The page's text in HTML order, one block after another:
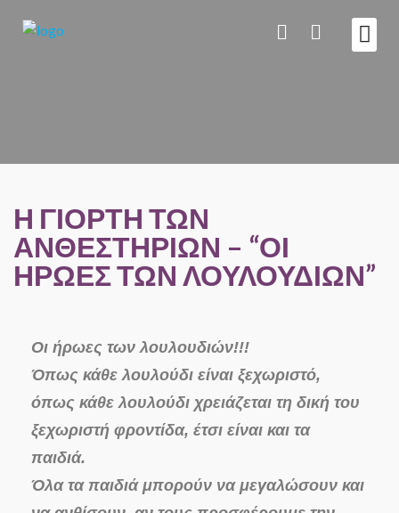
Η ΓΙΟΡΤΗ ΤΩΝ
ΑΝΘΕΣΤΗΡΙΩΝ – “ΟΙ
ΗΡΩΕΣ ΤΩΝ ΛΟΥΛΟΥΔΙΩΝ”
Οι ήρωες των λουλουδιών!!!
Όπως κάθε λουλούδι είναι ξεχωριστό,
όπως κάθε λουλούδι χρειάζεται τη δική του
ξεχωριστή φροντίδα, έτσι είναι και τα
παιδιά.
Όλα τα παιδιά μπορούν να μεγαλώσουν και